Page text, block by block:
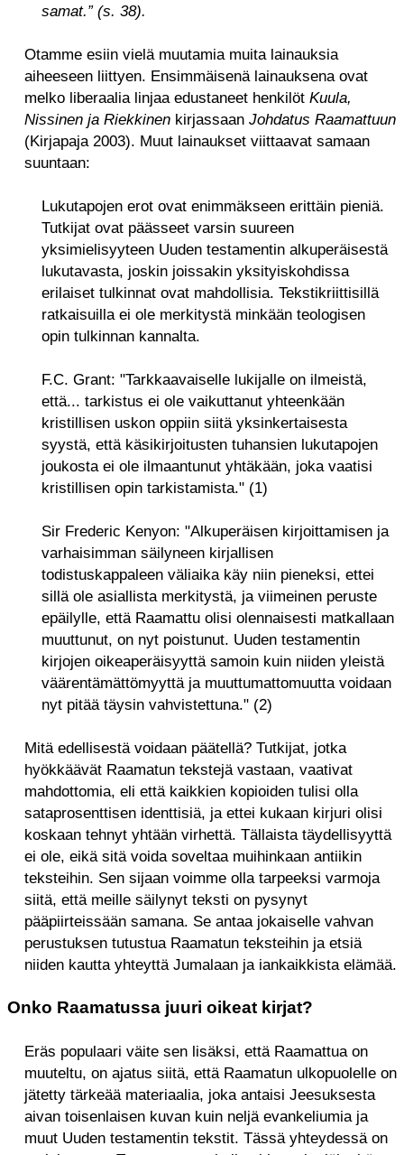
samat.”(s. 38).
Otamme esiin vielä muutamia muita lainauksia
aiheeseen liittyen. Ensimmäisenä lainauksena ovat
melko liberaalia linjaa edustaneet henkilöt Kuula,
Nissinen ja RiekkinenkirjassaanJohdatus Raamattuun
(Kirjapaja 2003). Muut lainaukset viittaavat samaan
suuntaan:
Lukutapojen erot ovat enimmäkseen erittäin pieniä.
Tutkijat ovat päässeet varsin suureen
yksimielisyyteen Uuden testamentin alkuperäisestä
lukutavasta, joskin joissakin yksityiskohdissa
erilaiset tulkinnat ovat mahdollisia. Tekstikriittisillä
ratkaisuilla ei ole merkitystä minkään teologisen
opin tulkinnan kannalta.
F.C. Grant: "Tarkkaavaiselle lukijalle on ilmeistä,
että... tarkistus ei ole vaikuttanut yhteenkään
kristillisen uskon oppiin siitä yksinkertaisesta
syystä, että käsikirjoitusten tuhansien lukutapojen
joukosta ei ole ilmaantunut yhtäkään, joka vaatisi
kristillisen opin tarkistamista." (1)
Sir Frederic Kenyon: "Alkuperäisen kirjoittamisen ja
varhaisimman säilyneen kirjallisen
todistuskappaleen väliaika käy niin pieneksi, ettei
sillä ole asiallista merkitystä, ja viimeinen peruste
epäilylle, että Raamattu olisi olennaisesti matkallaan
muuttunut, on nyt poistunut. Uuden testamentin
kirjojen oikeaperäisyyttä samoin kuin niiden yleistä
väärentämättömyyttä ja muuttumattomuutta voidaan
nyt pitää täysin vahvistettuna." (2)
Mitä edellisestä voidaan päätellä? Tutkijat, jotka
hyökkäävät Raamatun tekstejä vastaan, vaativat
mahdottomia, eli että kaikkien kopioiden tulisi olla
sataprosenttisen identtisiä, ja ettei kukaan kirjuri olisi
koskaan tehnyt yhtään virhettä. Tällaista täydellisyyttä
ei ole, eikä sitä voida soveltaa muihinkaan antiikin
teksteihin. Sen sijaan voimme olla tarpeeksi varmoja
siitä, että meille säilynyt teksti on pysynyt
pääpiirteissään samana. Se antaa jokaiselle vahvan
perustuksen tutustua Raamatun teksteihin ja etsiä
niiden kautta yhteyttä Jumalaan ja iankaikkista elämää.
Onko Raamatussa juuri oikeat kirjat?
Eräs populaari väite sen lisäksi, että Raamattua on
muuteltu, on ajatus siitä, että Raamatun ulkopuolelle on
jätetty tärkeää materiaalia, joka antaisi Jeesuksesta
aivan toisenlaisen kuvan kuin neljä evankeliumia ja
muut Uuden testamentin tekstit. Tässä yhteydessä on